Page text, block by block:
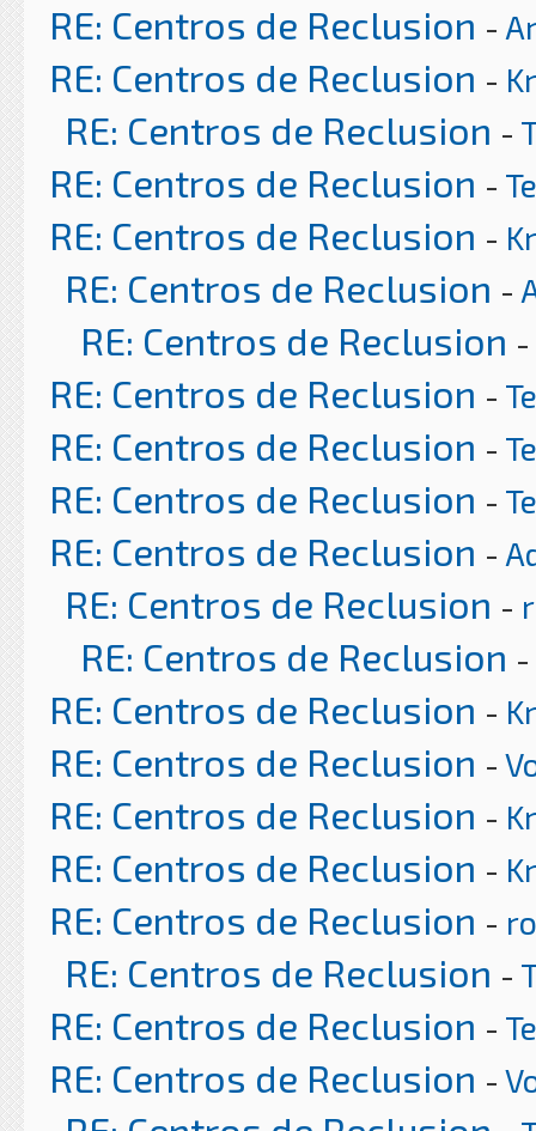
RE: Centros de Reclusion -
RE: Centros de Reclusion -
RE: Centros de Reclusion -
RE: Centros de Reclusion -
RE: Centros de Reclusion -
RE: Centros de Reclusion -
RE: Centros de Reclusion -
RE: Centros de Reclusion -
RE: Centros de Reclusion -
RE: Centros de Reclusion -
RE: Centros de Reclusion -
RE: Centros de Reclusion -
RE: Centros de Reclusion -
RE: Centros de Reclusion -
RE: Centros de Reclusion -
RE: Centros de Reclusion -
RE: Centros de Reclusion -
RE: Centros de Reclusion -
RE: Centros de Reclusion -
RE: Centros de Reclusion -
RE: Centros de Reclusion -